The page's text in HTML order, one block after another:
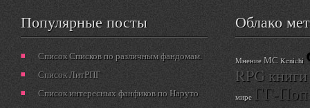
Популярные посты
Список Списков по различным фандомам.
Список ЛитРПГ
Список интересных фанфиков по Наруто
Облако
Мнение МС Kenichi
RPG книги
мире ГГ-